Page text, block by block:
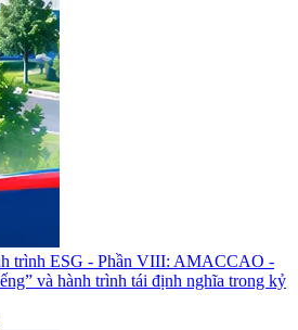
trình ESG - Phần VIII: AMACCAO -
và hành trình tái định nghĩa trong kỷ